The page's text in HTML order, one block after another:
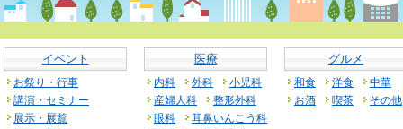
イベント
お祭り・行事
講演・セミナー
展示・展覧
医療
内科 外科
小児科
産婦人科
整形外科
眼科
耳鼻いんこう科
グルメ
和食 洋食
中華
お酒
喫茶 その他